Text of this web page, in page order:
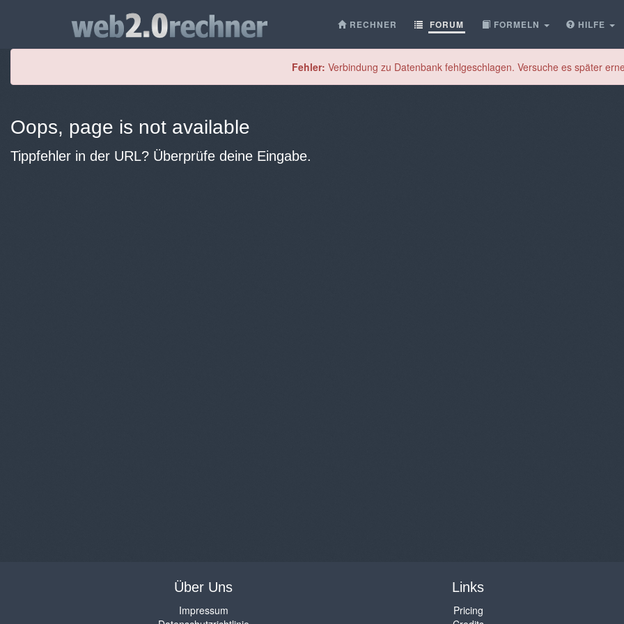
RECHNER FORUM FORMELN HILFE
Fehler: Verbindung zu Datenbank fehlgeschlagen. Versuche es später
Oops, page is not available
Tippfehler in der URL? Überprüfe deine Eingabe.
Über Uns
Impressum
Links
Pricing